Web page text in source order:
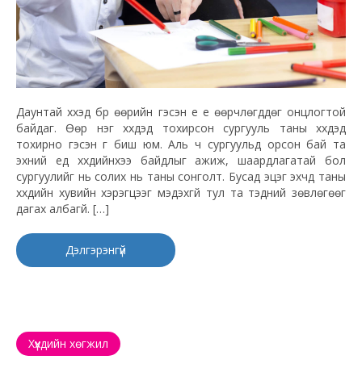
Даунтай хүүхэд бүр өөрийн гэсэн үе үе өөрчлөгддөг онцлогтой
байдаг. Өөр нэг хүүхдэд тохирсон сургууль таны хүүхдэд
тохирно гэсэн үг биш юм. Аль ч сургуульд орсон бай та
эхний үед хүүхдийнхээ байдлыг ажиж, шаардлагатай бол
сургуулийг нь солих нь таны сонголт. Бусад эцэг эхчүүд таны
хүүхдийн хувийн хэрэгцээг мэдэхгүй тул та тэдний зөвлөгөөг
дагах албагүй. […]
Дэлгэрэнгүй
Хүүхдийн хөгжил